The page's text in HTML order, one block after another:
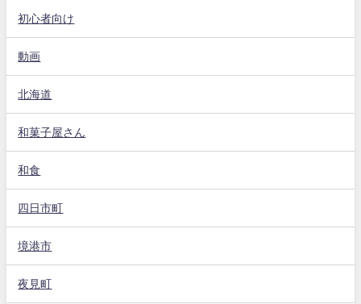
初心者向け
動画
北海道
和菓子屋さん
和食
四日市町
境港市
夜見町